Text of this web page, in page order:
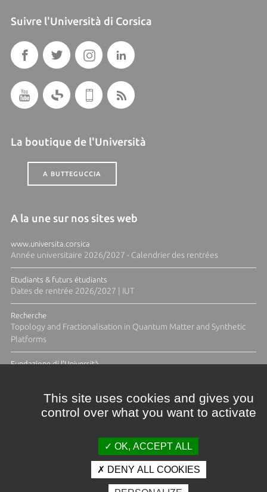
Suivre l'Università di Corsica
La boutique de l'Università
A BUTTEGUCCIA
A la une sur nos sites web
www.universita.corsica
Année universitaire 2026/2027 - Calendrier des rentrées
Etudiants & futurs étudiants
Dates de rentrée 2026/2027 | IUT
Recherche
Topology and Fractionalisation in Quantum Matter and Synthetic
Platforms
Fundazione di l'Università
Crédits et mentions légales
This site uses cookies and gives you
control over what you want to activate
OK, ACCEPT ALL
DENY ALL COOKIES